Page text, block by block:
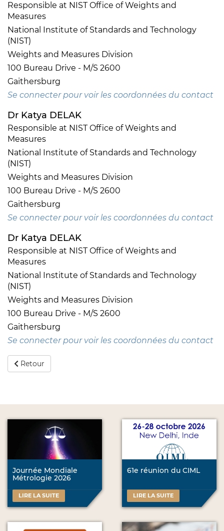
Responsible at NIST Office of Weights and
Measures
National Institute of Standards and Technology
(NIST)
Weights and Measures Division
100 Bureau Drive - M/S 2600
Gaithersburg
Se connecter pour voir les coordonnées du contact
Dr Katya DELAK
Responsible at NIST Office of Weights and
Measures
National Institute of Standards and Technology
(NIST)
Weights and Measures Division
100 Bureau Drive - M/S 2600
Gaithersburg
Se connecter pour voir les coordonnées du contact
Dr Katya DELAK
Responsible at NIST Office of Weights and
Measures
National Institute of Standards and Technology
(NIST)
Weights and Measures Division
100 Bureau Drive - M/S 2600
Gaithersburg
Se connecter pour voir les coordonnées du contact
Retour
Journée Mondiale
Métrologie 2026
LIRE LA SUITE
61e réunion du CIML
LIRE LA SUITE